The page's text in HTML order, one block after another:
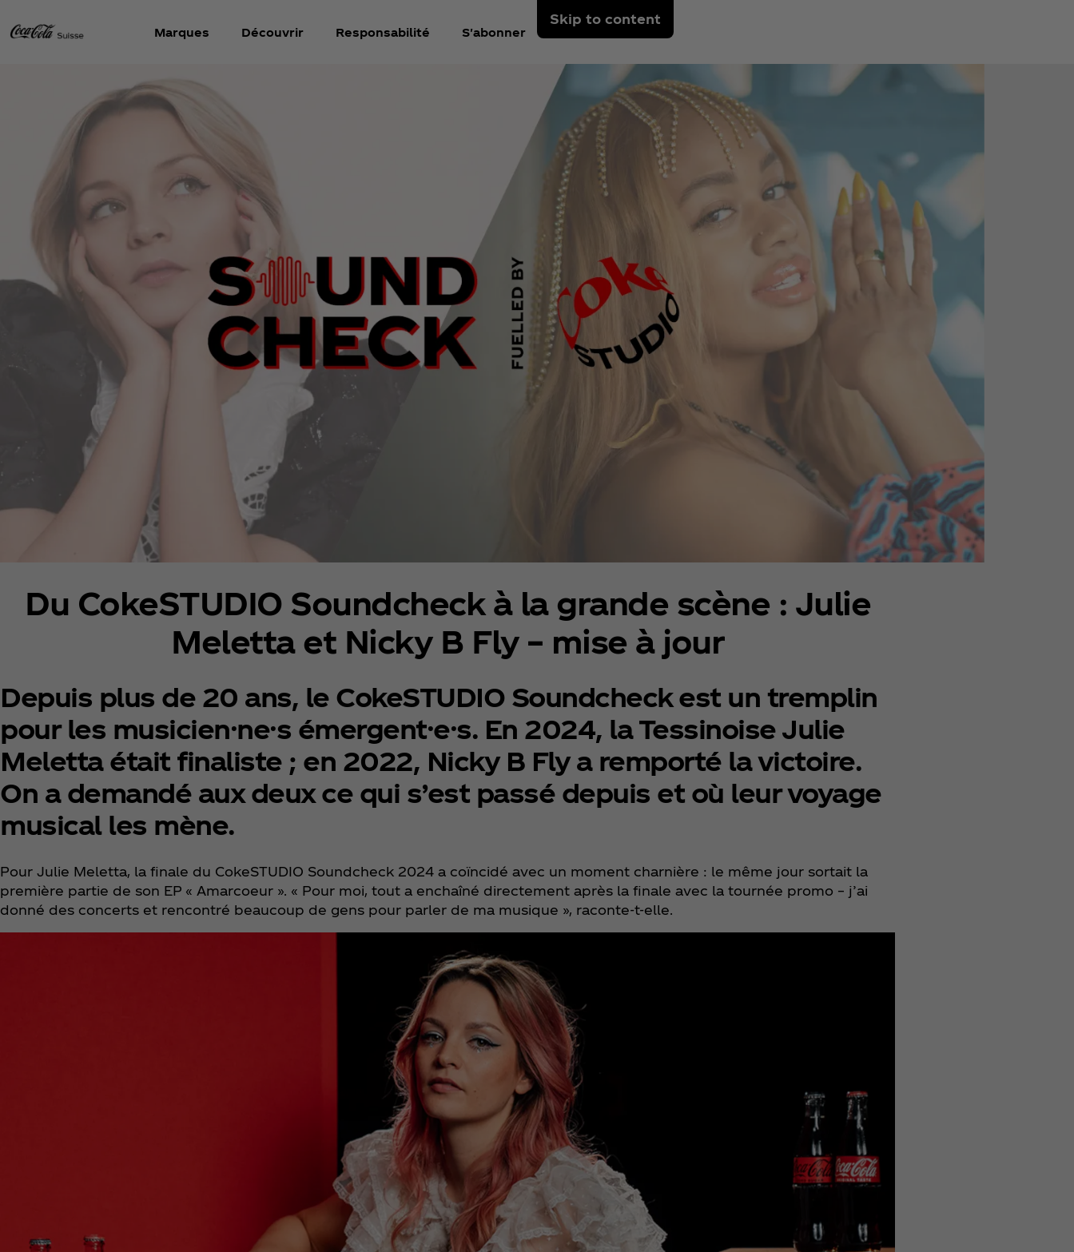
Skip to content
Marques Découvrir Responsabilité S'abonner
Du CokeSTUDIO Soundcheck à la grande scène : Julie
Meletta et Nicky B Fly – mise à jour
Depuis plus de 20 ans, le CokeSTUDIO Soundcheck est un tremplin
pour les musicien·ne·s émergent·e·s. En 2024, la Tessinoise Julie
Meletta était finaliste ; en 2022, Nicky B Fly a remporté la victoire.
On a demandé aux deux ce qui s’est passé depuis et où leur voyage
musical les mène.
Pour Julie Meletta, la finale du CokeSTUDIO Soundcheck 2024 a coïncidé avec un moment charnière : le même jour sortait la
première partie de son EP « Amarcoeur ». « Pour moi, tout a enchaîné directement après la finale avec la tournée promo – j’ai
donné des concerts et rencontré beaucoup de gens pour parler de ma musique », raconte-t-elle.